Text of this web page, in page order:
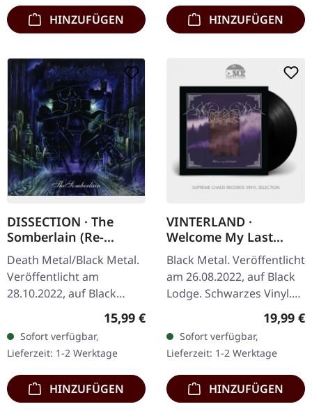
HINZUFÜGEN HINZUFÜGEN
DISSECTION · The
Somberlain (Re-
Release) | CD
Death Metal/Black Metal.
Veröffentlicht am
28.10.2022, auf Black
Lodge Records. CD im
Standard-Jewelcase.
Remastered von Dan
Swanö. Als Dissection…
Regulärer Preis:
15,99 €
Sofort verfügbar,
Lieferzeit: 1-2 Werktage
HINZUFÜGEN
VINTERLAND ·
Welcome My Last
Chapter | BLACK LP
Black Metal. Veröffentlicht
am 26.08.2022, auf Black
Lodge. Schwarzes Vinyl.
Chapter" stellt eine
chronologische
Hommage an die…
19,99 €
Sofort verfügbar,
Lieferzeit: 1-2 Werktage
HINZUFÜGEN